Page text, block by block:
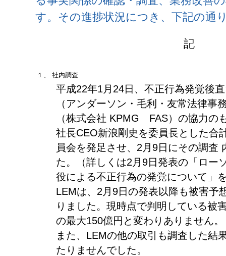
す。その進捗状況につき、下記の通
記
１、 社内調査
平成22年1月24日、不正行為発覚後
（アンダーソン・毛利・友常法律事
（株式会社 KPMG FAS）の協力の
社長CEO新浪剛史を委員長とした合
員会を発足させ、2月9日にその調査
た。（詳しくは2月9日発表の「ロー
役による不正行為の発覚について」
LEMは、2月9日の発表以降も被害予
りました。現時点で判明している被
の最大150億円と変わりありません。
また、LEMの他の取引も調査した結
たりませんでした。